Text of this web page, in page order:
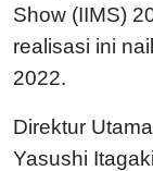
Show (IIMS)
realisasi ini
2022.
Direktur
Yasushi